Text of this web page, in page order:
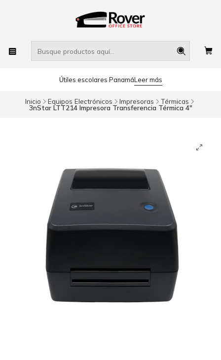
Útiles escolares PanamáLeer más
Inicio Equipos Electrónicos Impresoras Térmicas
3nStar LTT214 Impresora Transferencia Térmica 4"